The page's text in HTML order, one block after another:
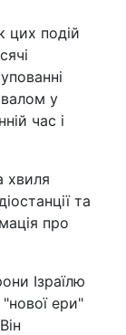
цих подій
у
час і
хвиля
та
про
Ізраїлю
ери"